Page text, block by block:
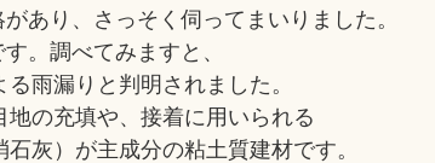
あり、さっそく伺ってまいりました。
。調べてみますと、
雨漏りと判明されました。
の充填や、接着に用いられる
灰）が主成分の粘土質建材です。